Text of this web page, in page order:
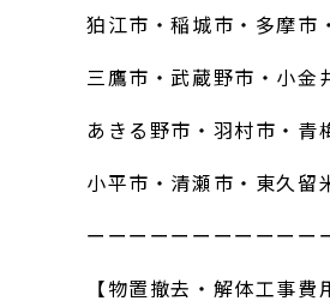
狛江市・稲城市・多摩市
三鷹市・武蔵野市・小金
あきる野市・羽村市・青
小平市・清瀬市・東久留
ーーーーーーーーーーー
【物置撤去・解体工事費